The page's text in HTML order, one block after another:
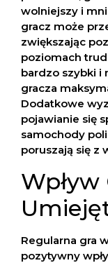
wolniejszy i
gracz może
zwiększając
poziomach
bardzo szybki i
gracza
Dodatkowe
pojawianie się
samochody
poruszają się z
Wpływ
Regularna gra
pozytywny